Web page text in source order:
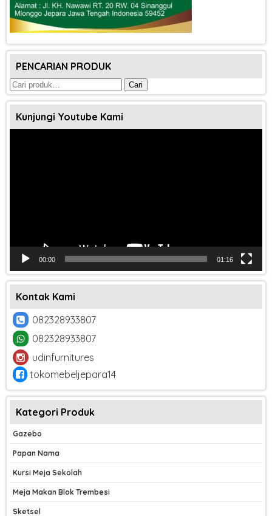
PENCARIAN PRODUK
Pencarian
untuk:
Cari
Kunjungi Youtube Kami
00:00 01:16
Kontak Kami
082328933807
082328933807
udinfurnitures
tokomebeljepara14
Kategori Produk
Gazebo
Papan Nama
Kursi Meja Sekolah
Meja Makan Blok Trembesi
Sketsel